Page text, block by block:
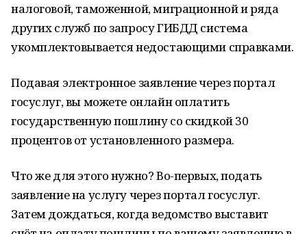
налоговой, таможенной, миграционной и ряда
других служб по запросу ГИБДД система
укомплектовывается недостающими справками.
Подавая электронное заявление через портал
госуслуг, вы можете онлайн оплатить
государственную пошлину со скидкой 30
процентов от установленного размера.
Что же для этого нужно? Во-первых, подать
заявление на услугу через портал госуслуг.
Затем дождаться, когда ведомство выставит